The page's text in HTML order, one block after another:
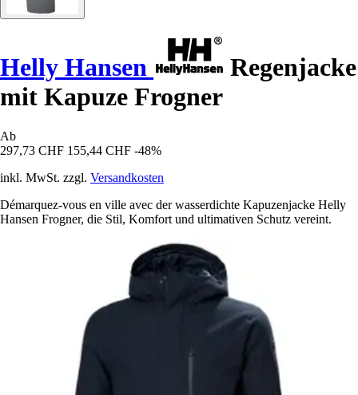
Helly Hansen
Regenjacke
mit Kapuze Frogner
Ab
297,73 CHF 155,44 CHF -48%
inkl. MwSt. zzgl. Versandkosten
Démarquez-vous en ville avec der wasserdichte Kapuzenjacke Helly
Hansen Frogner, die Stil, Komfort und ultimativen Schutz vereint.